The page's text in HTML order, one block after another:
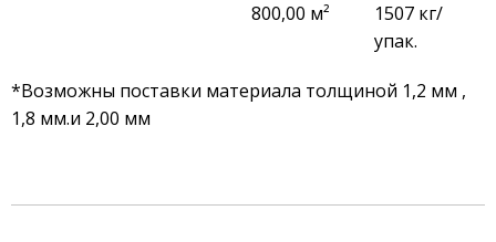
800,00 м²
1507 кг/
упак.
*Возможны поставки материала толщиной 1,2 мм ,
1,8 мм.и 2,00 мм